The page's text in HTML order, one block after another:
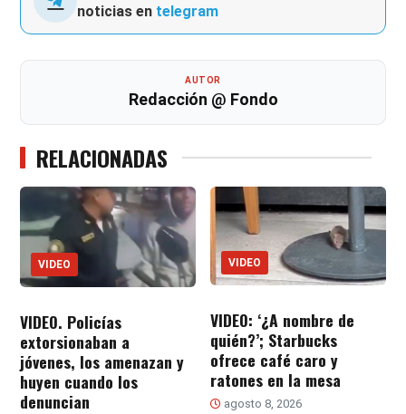
noticias en telegram
AUTOR
Redacción @ Fondo
RELACIONADAS
VIDEO
VIDEO. Policías
extorsionaban a
jóvenes, los amenazan y
huyen cuando los
denuncian
VIDEO
VIDEO: ‘¿A nombre de
quién?’; Starbucks
ofrece café caro y
ratones en la mesa
agosto 8, 2026